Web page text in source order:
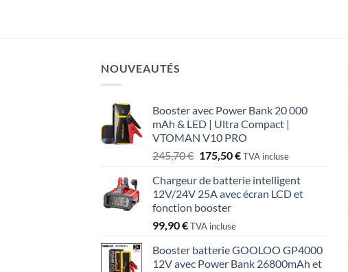
NOUVEAUTÉS
Booster avec Power Bank 20 000
mAh & LED | Ultra Compact |
VTOMAN V10 PRO
245,70€ Le
initial
était :
245,70 €.
175,50€Le
actuel
est :
TVA incluse
Chargeur de batterie intelligent
12V/24V 25A avec écran LCD et
fonction booster
99,90€TVA incluse
Booster batterie GOOLOO GP4000
12V avec Power Bank 26800mAh et